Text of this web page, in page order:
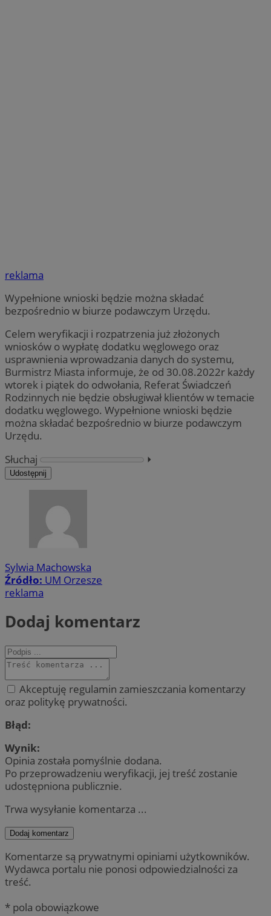
reklama
Wypełnione wnioski będzie można składać
bezpośrednio w biurze podawczym Urzędu.
Celem weryfikacji i rozpatrzenia już złożonych
wniosków o wypłatę dodatku węglowego oraz
usprawnienia wprowadzania danych do systemu,
Burmistrz Miasta informuje, że od 30.08.2022r każdy
wtorek i piątek do odwołania, Referat Świadczeń
Rodzinnych nie będzie obsługiwał klientów w temacie
dodatku węglowego. Wypełnione wnioski będzie
można składać bezpośrednio w biurze podawczym
Urzędu.
Słuchaj
⏵︎
Udostępnij
Sylwia Machowska
Źródło: UM Orzesze
reklama
Dodaj komentarz
Akceptuję regulamin zamieszczania komentarzy
oraz politykę prywatności.
Błąd:
Wynik:
Opinia została pomyślnie dodana.
Po przeprowadzeniu weryfikacji, jej treść zostanie
udostępniona publicznie.
Trwa wysyłanie komentarza ...
Dodaj komentarz
Komentarze są prywatnymi opiniami użytkowników.
Wydawca portalu nie ponosi odpowiedzialności za
treść.
* pola obowiązkowe